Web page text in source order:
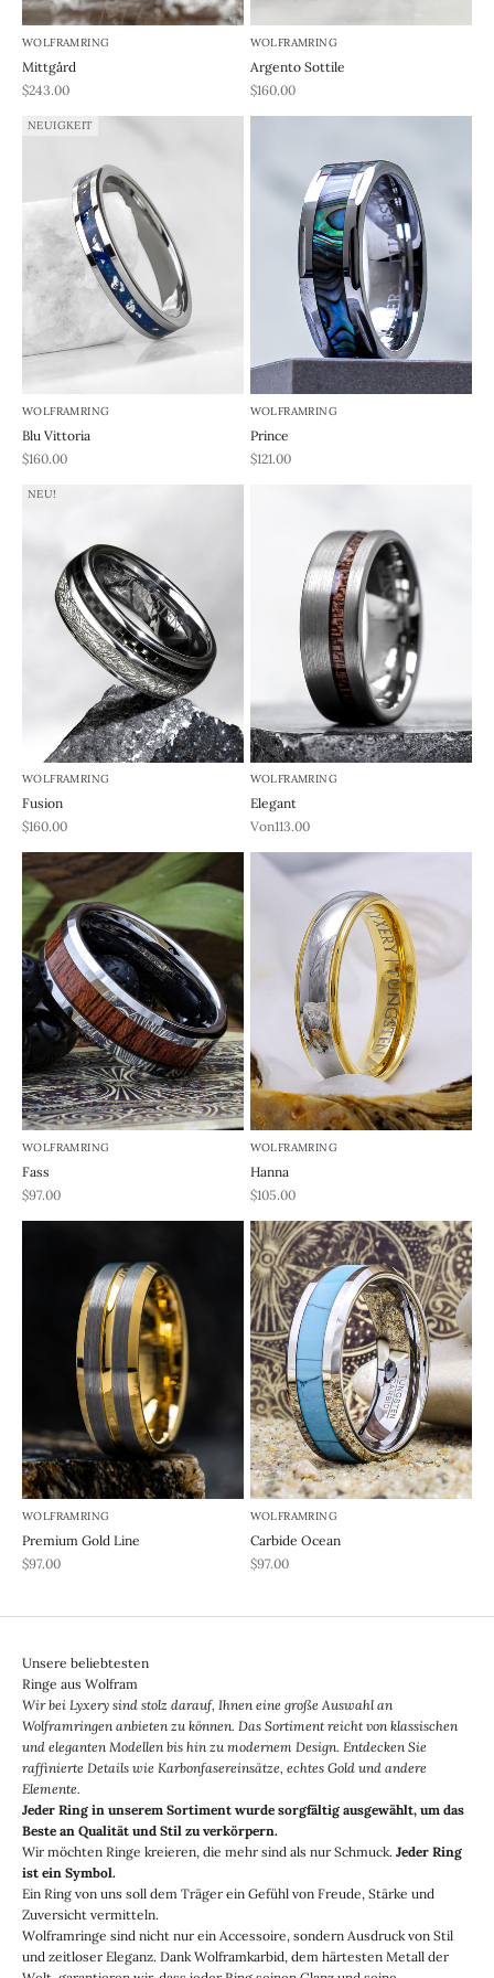
WOLFRAMRING
Mittgård
REA-pris
$243.00
WOLFRAMRING
Argento Sottile
REA-pris
$160.00
NEUIGKEIT
WOLFRAMRING
Blu Vittoria
REA-pris
$160.00
WOLFRAMRING
Prince
REA-pris
$121.00
NEU!
WOLFRAMRING
Fusion
REA-pris
$160.00
WOLFRAMRING
Elegant
REA-pris
Von113.00
WOLFRAMRING
Fass
REA-pris
$97.00
WOLFRAMRING
Hanna
REA-pris
$105.00
WOLFRAMRING
Premium Gold Line
REA-pris
$97.00
WOLFRAMRING
Carbide Ocean
REA-pris
$97.00
Unsere beliebtesten
Ringe aus Wolfram
Wir bei Lyxery sind stolz darauf, Ihnen eine große Auswahl an
Wolframringen anbieten zu können. Das Sortiment reicht von klassischen
und eleganten Modellen bis hin zu modernem Design. Entdecken Sie
raffinierte Details wie Karbonfasereinsätze, echtes Gold und andere
Elemente.
Jeder Ring in unserem Sortiment wurde sorgfältig ausgewählt, um das
Beste an Qualität und Stil zu verkörpern.
Wir möchten Ringe kreieren, die mehr sind als nur Schmuck. Jeder Ring
ist ein Symbol.
Ein Ring von uns soll dem Träger ein Gefühl von Freude, Stärke und
Zuversicht vermitteln.
Wolframringe sind nicht nur ein Accessoire, sondern Ausdruck von Stil
und zeitloser Eleganz. Dank Wolframkarbid, dem härtesten Metall der